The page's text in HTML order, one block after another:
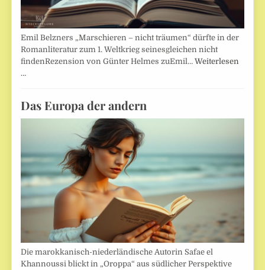
Emil Belzners „Marschieren – nicht träumen“ dürfte in der
Romanliteratur zum 1. Weltkrieg seinesgleichen nicht
findenRezension von Günter Helmes zuEmil…Weiterlesen
…
Das Europa der andern
Die marokkanisch-niederländische Autorin Safae el
Khannoussi blickt in „Oroppa“ aus südlicher Perspektive